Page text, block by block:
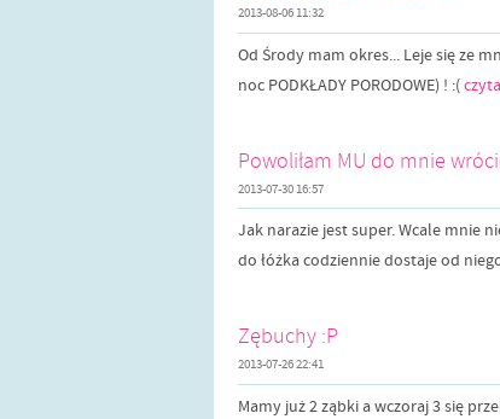
2013-08-06 11:32
Od Środy mam okres... Leje się ze
noc PODKŁADY PORODOWE) ! :(
Powoliłam MU do mnie
2013-07-30 16:57
Jak narazie jest super. Wcale mnie
do łóżka codziennie dostaje od
Zębuchy :P
2013-07-26 22:41
Mamy już 2 ząbki a wczoraj 3 się